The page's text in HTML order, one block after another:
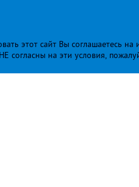
этот сайт Вы соглашаетесь
согласны на эти условия,